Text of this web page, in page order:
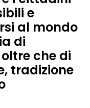
e
al mondo
di
che di
tradizione